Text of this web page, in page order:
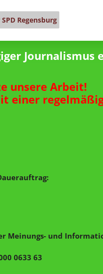
Regensburg
Journalismus
unsere Arbeit!
einer
Meinungs- und
0633 63